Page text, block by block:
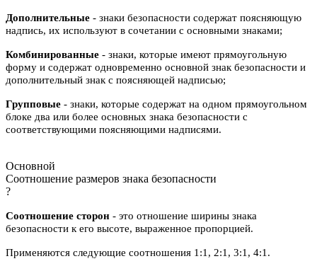
Дополнительные - знаки безопасности содержат поясняющую
надпись, их используют в сочетании с основными знаками;
Комбинированные - знаки, которые имеют прямоугольную
форму и содержат одновременно основной знак безопасности и
дополнительный знак с поясняющей надписью;
Групповые - знаки, которые содержат на одном прямоугольном
блоке два или более основных знака безопасности с
соответствующими поясняющими надписями.
Основной
Соотношение размеров знака безопасности
?
Соотношение сторон - это отношение ширины знака
безопасности к его высоте, выраженное пропорцией.
Применяются следующие соотношения 1:1, 2:1, 3:1, 4:1.